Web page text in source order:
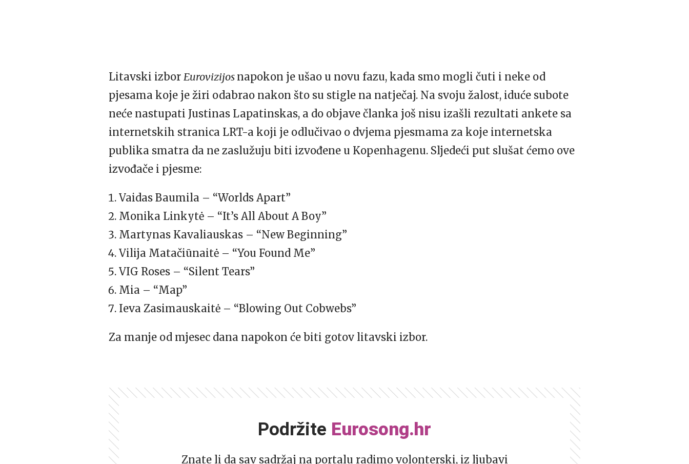
Litavski izbor Eurovizijos napokon je ušao u novu fazu, kada smo mogli čuti i neke od
pjesama koje je žiri odabrao nakon što su stigle na natječaj. Na svoju žalost, iduće subote
neće nastupati Justinas Lapatinskas, a do objave članka još nisu izašli rezultati ankete sa
internetskih stranica LRT-a koji je odlučivao o dvjema pjesmama za koje internetska
publika smatra da ne zaslužuju biti izvođene u Kopenhagenu. Sljedeći put slušat ćemo ove
izvođače i pjesme:
Vaidas Baumila – “Worlds Apart”
Monika Linkytė – “It’s All About A Boy”
Martynas Kavaliauskas – “New Beginning”
Vilija Matačiūnaitė – “You Found Me”
VIG Roses – “Silent Tears”
Mia – “Map”
Ieva Zasimauskaitė – “Blowing Out Cobwebs”
Za manje od mjesec dana napokon će biti gotov litavski izbor.
Podržite Eurosong.hr
Znate li da sav sadržaj na portalu radimo volonterski, iz ljubavi